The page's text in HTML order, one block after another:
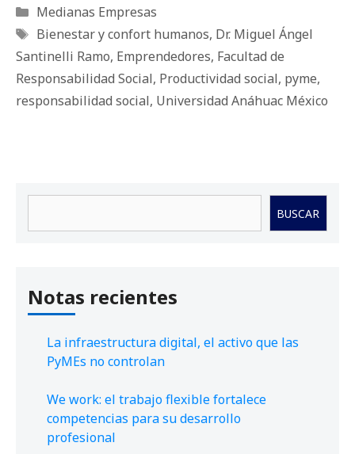
Categorías
Medianas Empresas
Etiquetas
Bienestar y confort humanos, Dr. Miguel Ángel
Santinelli Ramo, Emprendedores, Facultad de
Responsabilidad Social, Productividad social, pyme,
responsabilidad social, Universidad Anáhuac México
BUSCAR
Notas recientes
La infraestructura digital, el activo que las
PyMEs no controlan
We work: el trabajo flexible fortalece
competencias para su desarrollo
profesional